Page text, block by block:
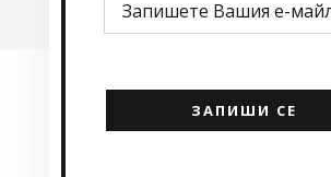
ЗАПИШИ СЕ